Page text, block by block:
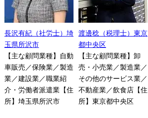
長沢有紀（社労士）埼
玉県所沢市
【主な顧問業種】自動
車販売／保険業／製造
業／建設業／職業紹
介・労働者派遣業【住
所】埼玉県所沢市
渡邊稔（税理士）東京
都中央区
【主な顧問業種】卸
売・小売業／製造業／
その他のサービス業／
不動産業／飲食店【住
所】東京都中央区